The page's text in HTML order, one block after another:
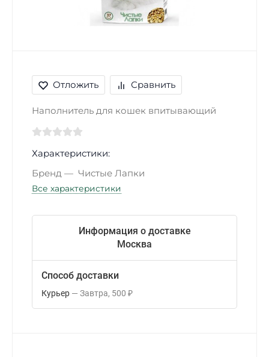
Отложить Сравнить
Наполнитель для кошек впитывающий
Характеристики:
Бренд
Чистые Лапки
Все характеристики
Информация о доставке
Москва
Способ доставки
Курьер Завтра 500 ₽